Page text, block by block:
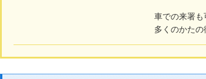
車での来署も
多くのかたの